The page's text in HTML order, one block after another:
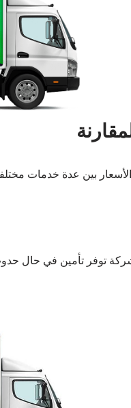
بين عدة خدمات مختلفة
توفر تأمين في حال